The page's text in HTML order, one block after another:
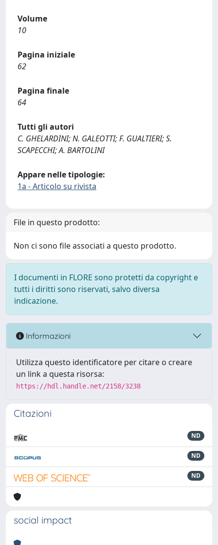
Volume
10
Pagina iniziale
62
Pagina finale
64
Tutti gli autori
C. GHELARDINI; N. GALEOTTI; F. GUALTIERI; S.
SCAPECCHI; A. BARTOLINI
Appare nelle tipologie:
1a - Articolo su rivista
File in questo prodotto:
Non ci sono file associati a questo prodotto.
I documenti in FLORE sono protetti da copyright e
tutti i diritti sono riservati, salvo diversa
indicazione.
Informazioni
Utilizza questo identificatore per citare o creare
un link a questa risorsa:
https://hdl.handle.net/2158/3238
Citazioni
ND
ND
ND
social impact